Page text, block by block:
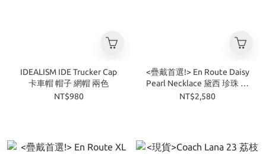
IDEALISM IDE Trucker Cap
卡車帽 帽子 網帽 兩色
NT$980
<疊戴首選!> En Route Daisy
Pearl Necklace 黛西 珍珠 寶
石 項鍊 金銀 兩色
NT$2,580